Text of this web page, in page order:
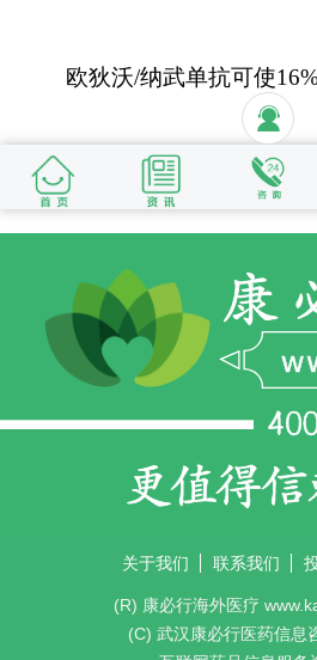
欧狄沃/纳武单抗可使
晚期肺癌患者活过5年
关于我们 联系我们
(R) 康必行海外医疗
(C) 武汉康必行医药信息